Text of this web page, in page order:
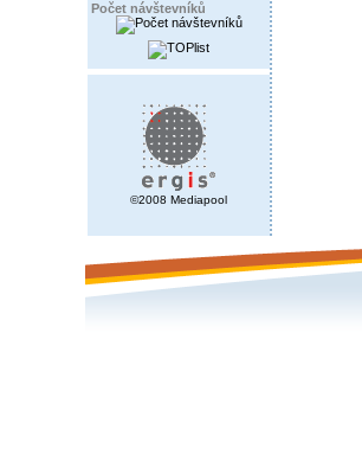
Počet návštevníků
©2008 Mediapool